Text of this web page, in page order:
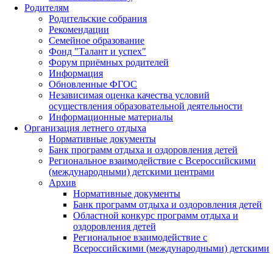
Родителям
Родительские собрания
Рекомендации
Семейное образование
Фонд "Талант и успех"
Форум приёмных родителей
Информация
Обновленные ФГОС
Независимая оценка качества условий
осуществления образовательной деятельности
Информационные материалы
Организация летнего отдыха
Нормативные документы
Банк программ отдыха и оздоровления детей
Региональное взаимодействие с Всероссийскими
(международными) детскими центрами
Архив
Нормативные документы
Банк программ отдыха и оздоровления детей
Областной конкурс программ отдыха и
оздоровления детей
Региональное взаимодействие с
Всероссийскими (международными) детскими